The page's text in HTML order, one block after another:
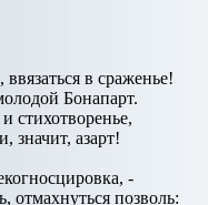
ввязаться в сраженье!
Бонапарт.
стихотворенье,
значит, азарт!
-
отмахнуться позволь: